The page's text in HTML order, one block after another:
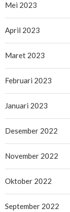
Mei 2023
April 2023
Maret 2023
Februari 2023
Januari 2023
Desember 2022
November 2022
Oktober 2022
September 2022